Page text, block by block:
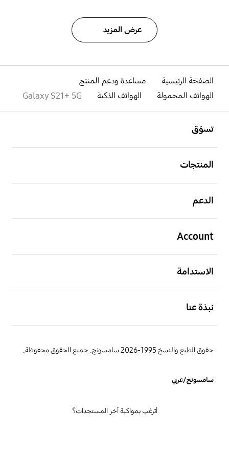
عرض المزيد
الصفحة الرئيسية
مساعدة ودعم المنتج
الهواتف المحمولة
الهواتف الذكية Galaxy S21+ 5G
تسوّق
المنتجات
الدعم
Account
الاستدامة
نبذة عنا
حقوق الطبع والنسخ 1995-2026 سامسونج. جميع الحقوق محفوظة.
سامسونج/عربي
أترغب بمواكبة آخر المستجدات؟